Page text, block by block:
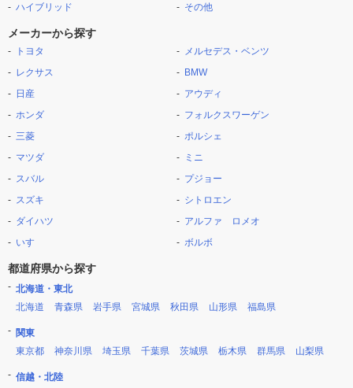
ハイブリッド
その他
メーカーから探す
トヨタ
レクサス
日産
ホンダ
三菱
マツダ
スバル
スズキ
ダイハツ
いすゞ
メルセデス・ベンツ
BMW
アウディ
フォルクスワーゲン
ポルシェ
ミニ
プジョー
シトロエン
アルファ ロメオ
ボルボ
都道府県から探す
北海道・東北
北海道
青森県 岩手県 宮城県 秋田県 山形県 福島県
関東
東京都
神奈川県 埼玉県 千葉県 茨城県 栃木県 群馬県 山梨県
信越・北陸